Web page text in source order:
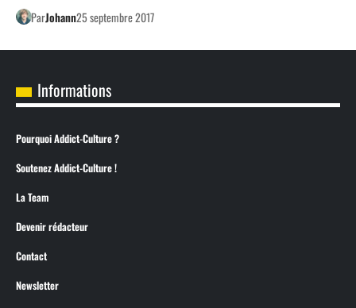
ParJohann25 septembre 2017
Informations
Pourquoi Addict-Culture ?
Soutenez Addict-Culture !
La Team
Devenir rédacteur
Contact
Newsletter